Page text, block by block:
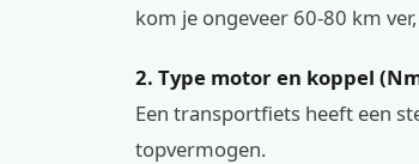
kom je ongeveer 60-80 km
2. Type motor en koppel
Een transportfiets heeft een
topvermogen.